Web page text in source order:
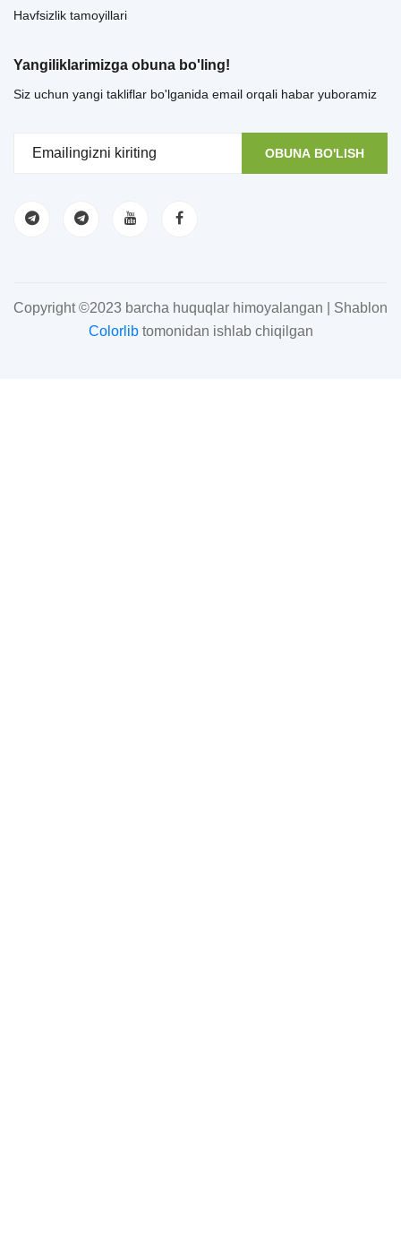
Havfsizlik tamoyillari
Yangiliklarimizga obuna bo'ling!
Siz uchun yangi takliflar bo'lganida email orqali habar yuboramiz
OBUNA BO'LISH
Copyright ©2023 barcha huquqlar himoyalangan | Shablon
Colorlibtomonidan ishlab chiqilgan